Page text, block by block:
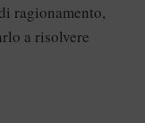
ragionamento,
a risolvere